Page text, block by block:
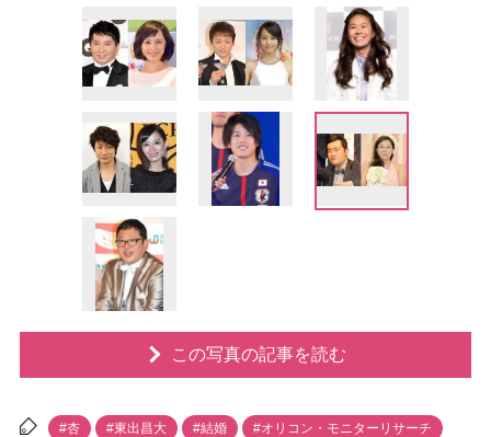
この写真の記事を読む
#杏 #東出昌大 #結婚 #オリコン・モニターリサーチ